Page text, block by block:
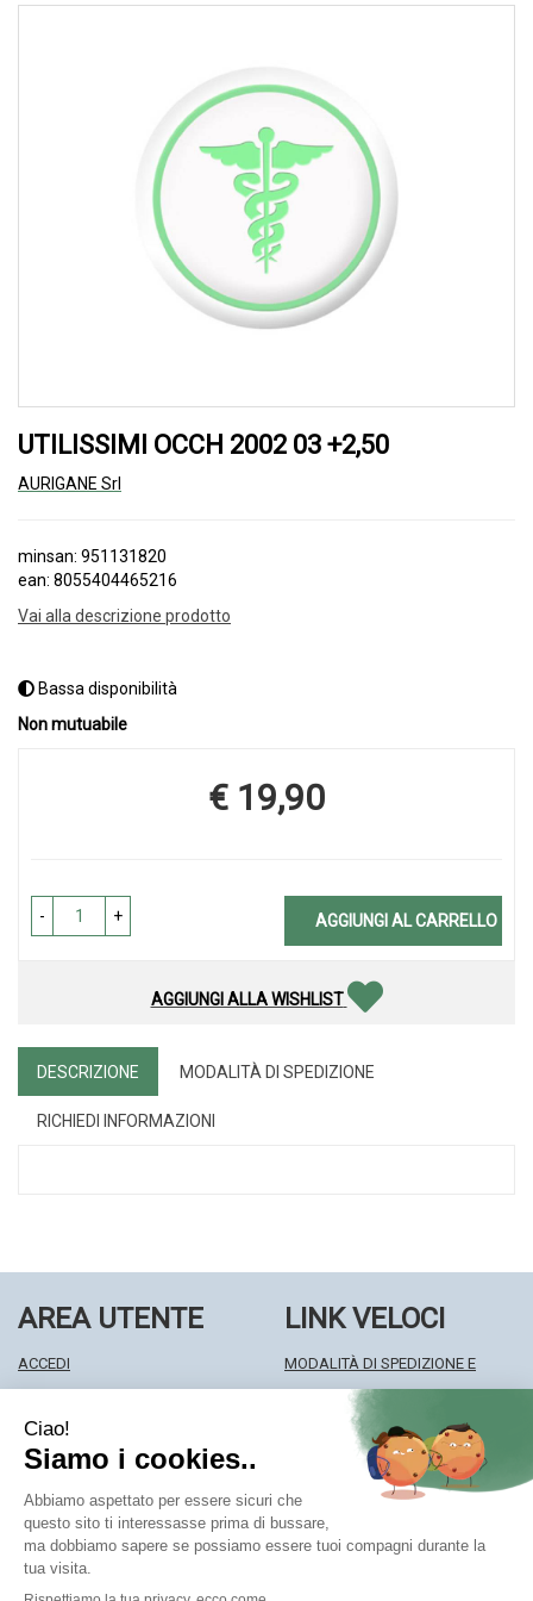
UTILISSIMI OCCH 2002 03 +2,50
AURIGANE Srl
minsan: 951131820
ean: 8055404465216
Vai alla descrizione prodotto
Bassa disponibilità
Non mutuabile
Prezzo
€ 19,90
- + AGGIUNGI AL CARRELLO
AGGIUNGI ALLA WISHLIST
DESCRIZIONE MODALITÀ DI SPEDIZIONE
RICHIEDI INFORMAZIONI
AREA UTENTE
ACCEDI
WISHLIST
ISCRIZIONE ALLA NEWSLETTER
LINK VELOCI
MODALITÀ DI SPEDIZIONE E
MODALITÀ DI PAGAMENTO
INFORMATIVA PRIVACY
CONDIZIONI DI VENDITA
Farmacia Centrale Srl